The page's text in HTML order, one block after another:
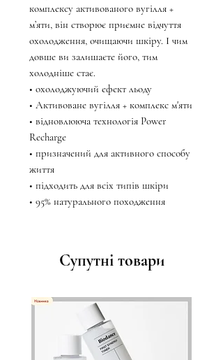
комплексу активованого вугілля +
м’яти, він створює приємне відчуття
охолодження, очищаючи шкіру. І чим
довше ви залишаєте його, тим
холодніше стає.
• охолоджуючий ефект льоду
• Активоване вугілля + комплекс м'яти
• відновлююча технологія Power
Recharge
• призначений для активного способу
життя
• підходить для всіх типів шкіри
• 95% натурального походження
Супутні товари